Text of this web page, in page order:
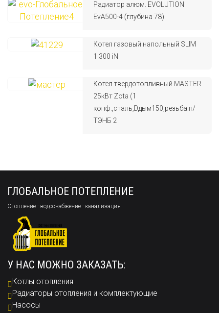
Радиатор алюм. EVOLUTION
EvA500-4 (глубина 78)
Котел газовый напольный SLIM
1.300 iN
Котел твердотопливный MASTER
25кВт Zota (1
конф.,сталь,Dдым150,резьба.п/
ТЭНБ 2
ГЛОБАЛЬНОЕ ПОТЕПЛЕНИЕ
Отопление - водоснабжение - канализация
У НАС МОЖНО ЗАКАЗАТЬ:
Котлы отопления
Радиаторы отопления и комплектующие
Насосы